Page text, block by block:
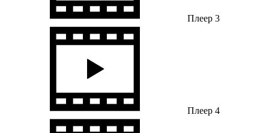
Плеер 3
Плеер 4